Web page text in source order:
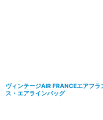
ヴィンテージAIR FRANCEエアフラ
ス・エアラインバッグ